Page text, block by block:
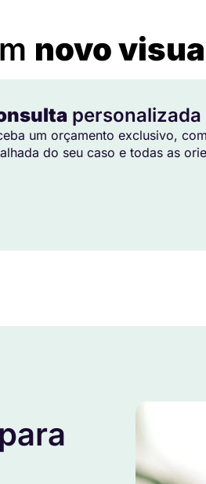
novo
personalizada
um orçamento exclusivo,
do seu caso e todas as